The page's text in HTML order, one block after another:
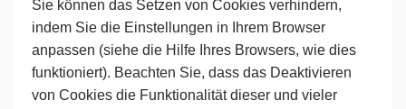
Sie können das Setzen von Cookies verhindern,
indem Sie die Einstellungen in Ihrem Browser
anpassen (siehe die Hilfe Ihres Browsers, wie dies
funktioniert). Beachten Sie, dass das Deaktivieren
von Cookies die Funktionalität dieser und vieler